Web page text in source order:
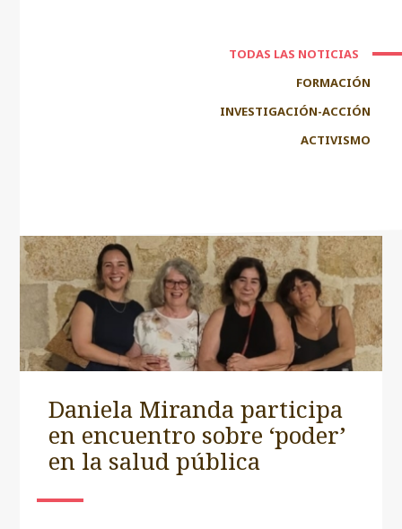
TODAS LAS NOTICIAS
FORMACIÓN
INVESTIGACIÓN-ACCIÓN
ACTIVISMO
Daniela Miranda participa
en encuentro sobre ‘poder’
en la salud pública
Página 1 de 212»